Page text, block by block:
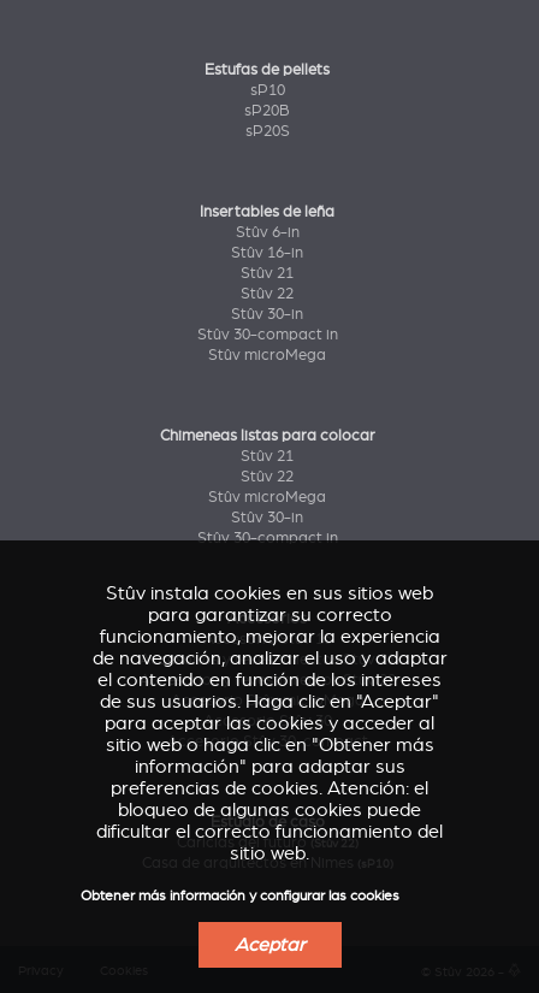
Estufas de pellets
sP10
sP20B
sP20S
Insertables de leña
Stûv 6-in
Stûv 16-in
Stûv 21
Stûv 22
Stûv 30-in
Stûv 30-compact in
Stûv microMega
Chimeneas listas para colocar
Stûv 21
Stûv 22
Stûv microMega
Stûv 30-in
Stûv 30-compact in
Accesorios
Accesorio Stûv 16
Accesorios y revestimientos Stûv 21
Accesorios y revestimientos Stûv 22
Accesorio Stûv microMega
Accesorio Stûv 30
Accesorio Stûv 30-compact
Estudio de caso
Caricias del futuro
Casa de arquitectos en Nimes
Stûv instala cookies en sus sitios web
para garantizar su correcto
funcionamiento, mejorar la experiencia
de navegación, analizar el uso y adaptar
el contenido en función de los intereses
de sus usuarios. Haga clic en "Aceptar"
para aceptar las cookies y acceder al
sitio web o haga clic en "Obtener más
información" para adaptar sus
preferencias de cookies. Atención: el
bloqueo de algunas cookies puede
dificultar el correcto funcionamiento del
sitio web.
Obtener más información y configurar las cookies
Aceptar